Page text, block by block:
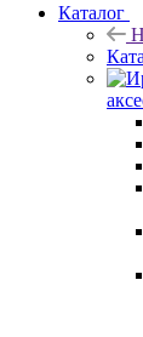
Каталог